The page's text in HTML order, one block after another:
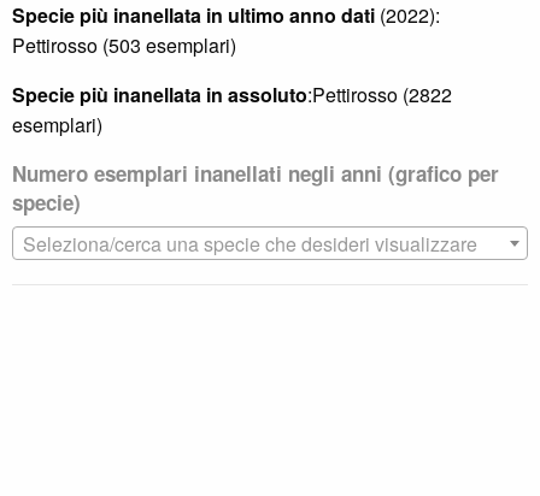
Specie più inanellata in ultimo anno dati (2022):
Pettirosso (503 esemplari)
Specie più inanellata in assoluto:Pettirosso (2822
esemplari)
Numero esemplari inanellati negli anni (grafico per
specie)
Seleziona/cerca una specie che desideri visualizzare